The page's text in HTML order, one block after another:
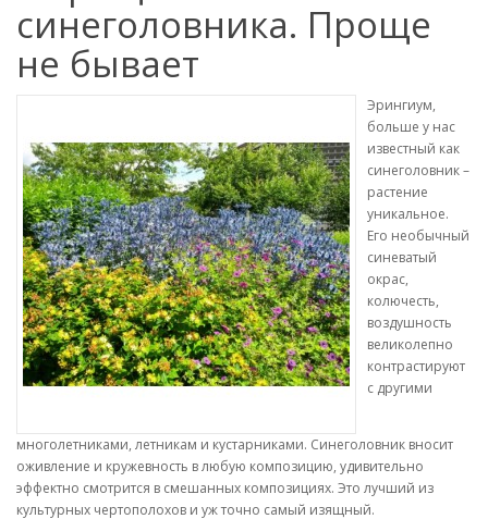
синеголовника. Проще
не бывает
Эрингиум,
больше у нас
известный как
синеголовник –
растение
уникальное.
Его необычный
синеватый
окрас,
колючесть,
воздушность
великолепно
контрастируют
с другими
многолетниками, летникам и кустарниками. Синеголовник вносит
оживление и кружевность в любую композицию, удивительно
эффектно смотрится в смешанных композициях. Это лучший из
культурных чертополохов и уж точно самый изящный.